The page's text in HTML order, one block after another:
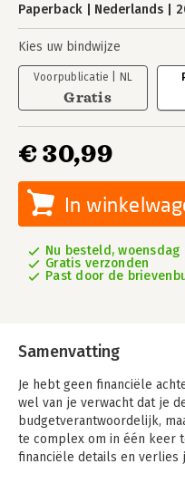
Paperback Nederlands
Kies uw bindwijze
Voorpublicatie | NL
Gratis
€ 30,99
In
Nu besteld, woensdag
Gratis verzonden
Past door de
Samenvatting
Je hebt geen financiële
wel van je verwacht dat je
budgetverantwoordelijk,
te complex om in één keer
financiële details en